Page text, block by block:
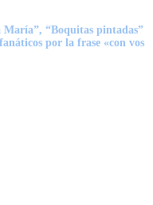
María”, “Boquitas pintadas”
por la frase «con vos